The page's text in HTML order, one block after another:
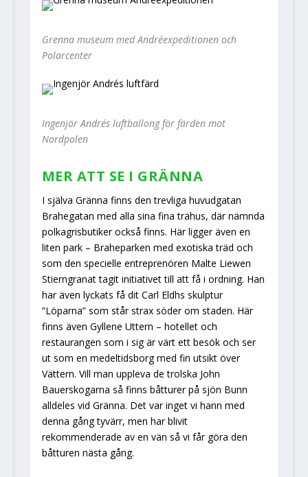
Grenna museum med Andréexpeditionen och
Polarcenter
Ingenjör Andrés luftballong för färden mot
Nordpolen
MER ATT SE I GRÄNNA
I själva Gränna finns den trevliga huvudgatan
Brahegatan med alla sina fina trähus, där nämnda
polkagrisbutiker också finns. Här ligger även en
liten park – Braheparken med exotiska träd och
som den specielle entreprenören Malte Liewen
Stierngranat tagit initiativet till att få i ordning. Han
har även lyckats få dit Carl Eldhs skulptur
”Löparna” som står strax söder om staden. Här
finns även Gyllene Uttern – hotellet och
restaurangen som i sig är värt ett besök och ser
ut som en medeltidsborg med fin utsikt över
Vättern. Vill man uppleva de trolska John
Bauerskogarna så finns båtturer på sjön Bunn
alldeles vid Gränna. Det var inget vi hann med
denna gång tyvärr, men har blivit
rekommenderade av en vän så vi får göra den
båtturen nästa gång.